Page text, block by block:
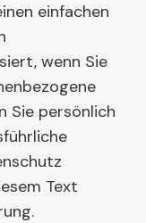
einfachen
wenn Sie
Sie persönlich
Text